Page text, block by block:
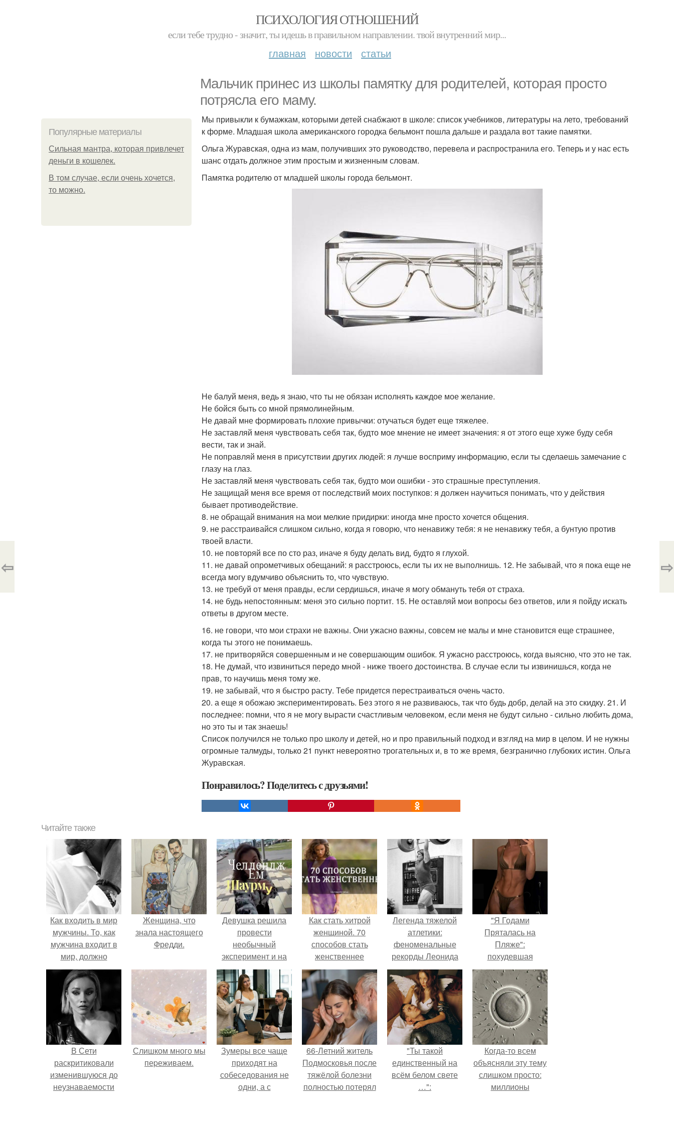
ПСИХОЛОГИЯ ОТНОШЕНИЙ
если тебе трудно - значит, ты идешь в правильном направлении. твой внутренний мир...
главная новости статьи
Мальчик принес из школы памятку для родителей, которая просто
потрясла его маму.
Популярные материалы
Сильная мантра, которая привлечет
деньги в кошелек.
В том случае, если очень хочется,
то можно.
Мы привыкли к бумажкам, которыми детей снабжают в школе: список учебников, литературы на лето, требований
к форме. Младшая школа американского городка бельмонт пошла дальше и раздала вот такие памятки.
Ольга Журавская, одна из мам, получивших это руководство, перевела и распространила его. Теперь и у нас есть
шанс отдать должное этим простым и жизненным словам.
Памятка родителю от младшей школы города бельмонт.
Не балуй меня, ведь я знаю, что ты не обязан исполнять каждое мое желание.
Не бойся быть со мной прямолинейным.
Не давай мне формировать плохие привычки: отучаться будет еще тяжелее.
Не заставляй меня чувствовать себя так, будто мое мнение не имеет значения: я от этого еще хуже буду себя
вести, так и знай.
Не поправляй меня в присутствии других людей: я лучше восприму информацию, если ты сделаешь замечание с
глазу на глаз.
Не заставляй меня чувствовать себя так, будто мои ошибки - это страшные преступления.
Не защищай меня все время от последствий моих поступков: я должен научиться понимать, что у действия
бывает противодействие.
8. не обращай внимания на мои мелкие придирки: иногда мне просто хочется общения.
9. не расстраивайся слишком сильно, когда я говорю, что ненавижу тебя: я не ненавижу тебя, а бунтую против
твоей власти.
10. не повторяй все по сто раз, иначе я буду делать вид, будто я глухой.
11. не давай опрометчивых обещаний: я расстроюсь, если ты их не выполнишь. 12. Не забывай, что я пока еще не
всегда могу вдумчиво объяснить то, что чувствую.
13. не требуй от меня правды, если сердишься, иначе я могу обмануть тебя от страха.
14. не будь непостоянным: меня это сильно портит. 15. Не оставляй мои вопросы без ответов, или я пойду искать
ответы в другом месте.
16. не говори, что мои страхи не важны. Они ужасно важны, совсем не малы и мне становится еще страшнее,
когда ты этого не понимаешь.
17. не притворяйся совершенным и не совершающим ошибок. Я ужасно расстроюсь, когда выясню, что это не так.
18. Не думай, что извиниться передо мной - ниже твоего достоинства. В случае если ты извинишься, когда не
прав, то научишь меня тому же.
19. не забывай, что я быстро расту. Тебе придется перестраиваться очень часто.
20. а еще я обожаю экспериментировать. Без этого я не развиваюсь, так что будь добр, делай на это скидку. 21. И
последнее: помни, что я не могу вырасти счастливым человеком, если меня не будут сильно - сильно любить дома,
но это ты и так знаешь!
Список получился не только про школу и детей, но и про правильный подход и взгляд на мир в целом. И не нужны
огромные талмуды, только 21 пункт невероятно трогательных и, в то же время, безгранично глубоких истин. Ольга
Журавская.
Понравилось? Поделитесь с друзьями!
⇦ ⇨
Читайте также
Как входить в мир
мужчины. То, как
мужчина входит в
мир, должно
отражать то, как он
входит в женщину.
Женщина, что
знала настоящего
Фредди.
Девушка решила
провести
необычный
эксперимент и на
протяжении 30
дней питалась
одной шаурмой.
Как стать хитрой
женщиной. 70
способов стать
женственнее
Легенда тяжелой
атлетики:
феноменальные
рекорды Леонида
Тараненко.
"Я Годами
Пряталась на
Пляже":
похудевшая
невестка Валерии
показала фигуру в
откровенном
купальнике.
В Сети
раскритиковали
изменившуюся до
неузнаваемости
Слишком много мы
пеpеживаем.
Зумеры все чаще
приходят на
собеседования не
одни, а с
66-Летний житель
Подмосковья после
тяжёлой болезни
полностью потерял
"Ты такой
единственный на
всём белом свете
…":
Когда-то всем
объясняли эту тему
слишком просто:
миллионы